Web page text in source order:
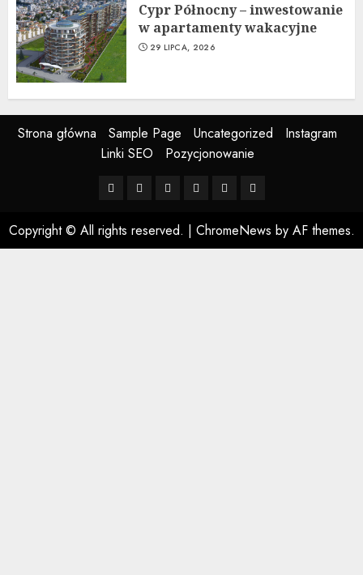
Cypr Północny – inwestowanie
w apartamenty wakacyjne
29 LIPCA, 2026
Strona główna Sample Page Uncategorized
Instagram
Linki SEO
Pozycjonowanie
StronaSampleUncategorized
Instagram
LinkiPozycjonowanie
Copyright © All rights reserved. | ChromeNews by AF themes.